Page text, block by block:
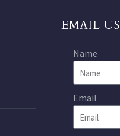
EMAIL US
Name
Email